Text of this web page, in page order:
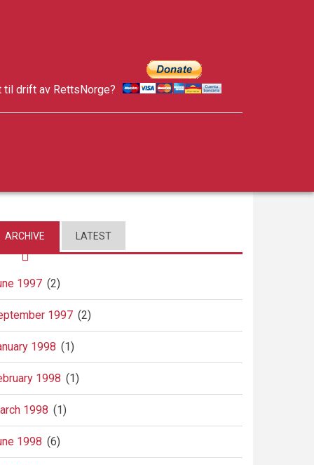
til drift av RettsNorge?
ARCHIVE LATEST
1997 (2)
1997 (2)
1998 (1)
1998 (1)
1998 (1)
1998 (6)